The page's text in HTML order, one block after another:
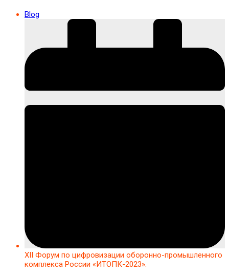
Blog
XII Форум по цифровизации оборонно-промышленного
комплекса России «ИТОПК-2023».